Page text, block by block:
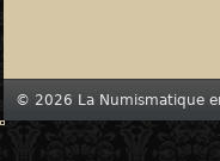
© 2026 La Numismatique